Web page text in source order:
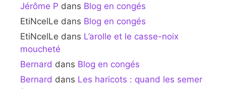
Jérôme P dans Blog en congés
EtiNcelLe dans Blog en congés
EtiNcelLe dans L’arolle et le casse-noix
moucheté
Bernard dans Blog en congés
Bernard dans Les haricots : quand les semer